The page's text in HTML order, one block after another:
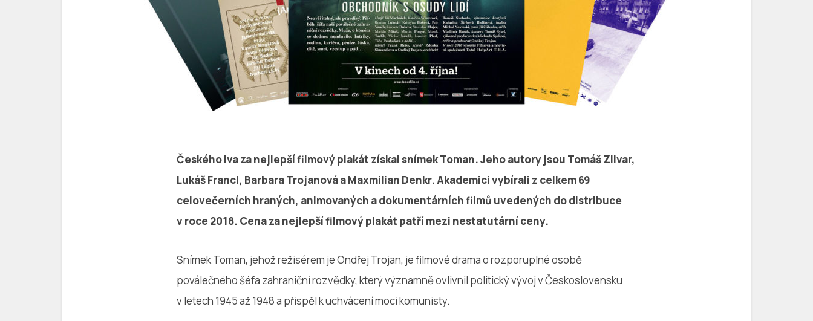
Českého lva za nejlepší filmový plakát získal snímek Toman. Jeho autory jsou Tomáš Zilvar,
Lukáš Francl, Barbara Trojanová a Maxmilian Denkr. Akademici vybírali z celkem 69
celovečerních hraných, animovaných a dokumentárních filmů uvedených do distribuce
v roce 2018. Cena za nejlepší filmový plakát patří mezi nestatutární ceny.
Snímek Toman, jehož režisérem je Ondřej Trojan, je filmové drama o rozporuplné osobě
poválečného šéfa zahraniční rozvědky, který významně ovlivnil politický vývoj v Československu
v letech 1945 až 1948 a přispěl k uchvácení moci komunisty.